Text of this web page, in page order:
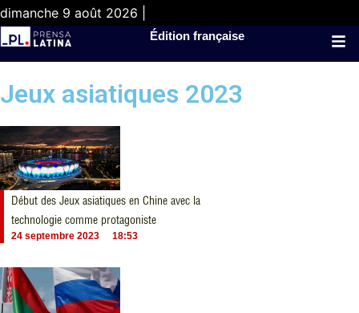
dimanche 9 août 2026 |
Édition française
Jeux asiatiques 2023
Début des Jeux asiatiques en Chine avec la
technologie comme protagoniste
24 septembre 2023 18:53